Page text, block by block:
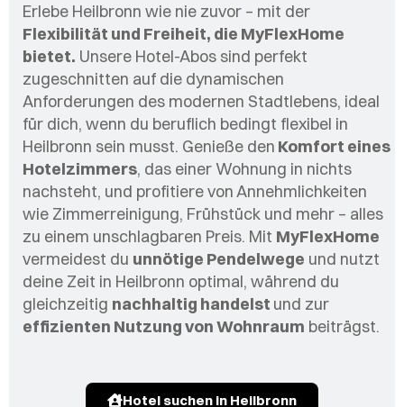
Erlebe Heilbronn wie nie zuvor – mit der
Flexibilität und Freiheit, die MyFlexHome
bietet. Unsere Hotel-Abos sind perfekt
zugeschnitten auf die dynamischen
Anforderungen des modernen Stadtlebens, ideal
für dich, wenn du beruflich bedingt flexibel in
Heilbronn sein musst. Genieße den Komfort eines
Hotelzimmers, das einer Wohnung in nichts
nachsteht, und profitiere von Annehmlichkeiten
wie Zimmerreinigung, Frühstück und mehr – alles
zu einem unschlagbaren Preis. Mit MyFlexHome
vermeidest du unnötige Pendelwege und nutzt
deine Zeit in Heilbronn optimal, während du
gleichzeitig nachhaltig handelst und zur
effizienten Nutzung von Wohnraum beiträgst.
Hotel suchen in Heilbronn